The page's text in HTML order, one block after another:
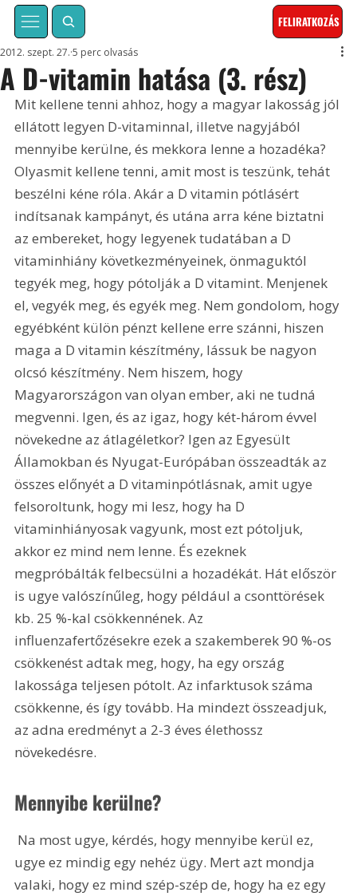
FELIRATKOZÁS
A D-vitamin hatása (3. rész)
2012. szept. 27. 5 perc olvasás
Mit kellene tenni ahhoz, hogy a magyar lakosság jól
ellátott legyen D-vitaminnal, illetve nagyjából
mennyibe kerülne, és mekkora lenne a hozadéka?
Olyasmit kellene tenni, amit most is teszünk, tehát
beszélni kéne róla. Akár a D vitamin pótlásért
indítsanak kampányt, és utána arra kéne biztatni
az embereket, hogy legyenek tudatában a D
vitaminhiány következményeinek, önmaguktól
tegyék meg, hogy pótolják a D vitamint. Menjenek
el, vegyék meg, és egyék meg. Nem gondolom, hogy
egyébként külön pénzt kellene erre szánni, hiszen
maga a D vitamin készítmény, lássuk be nagyon
olcsó készítmény. Nem hiszem, hogy
Magyarországon van olyan ember, aki ne tudná
megvenni. Igen, és az igaz, hogy két-három évvel
növekedne az átlagéletkor? Igen az Egyesült
Államokban és Nyugat-Európában összeadták az
összes előnyét a D vitaminpótlásnak, amit ugye
felsoroltunk, hogy mi lesz, hogy ha D
vitaminhiányosak vagyunk, most ezt pótoljuk,
akkor ez mind nem lenne. És ezeknek
megpróbálták felbecsülni a hozadékát. Hát először
is ugye valószínűleg, hogy például a csonttörések
kb. 25 %-kal csökkennének. Az
influenzafertőzésekre ezek a szakemberek 90 %-os
csökkenést adtak meg, hogy, ha egy ország
lakossága teljesen pótolt. Az infarktusok száma
csökkenne, és így tovább. Ha mindezt összeadjuk,
az adna eredményt a 2-3 éves élethossz
növekedésre.
Mennyibe kerülne?
ugye ez mindig egy nehéz ügy. Mert azt mondja
valaki, hogy ez mind szép-szép de, hogy ha ez egy